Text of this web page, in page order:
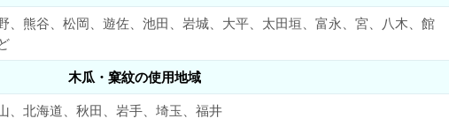
、熊谷、松岡、遊佐、池田、岩城、大平、太田垣、富永、宮、八木、館
木瓜・窠紋の使用地域
、北海道、秋田、岩手、埼玉、福井